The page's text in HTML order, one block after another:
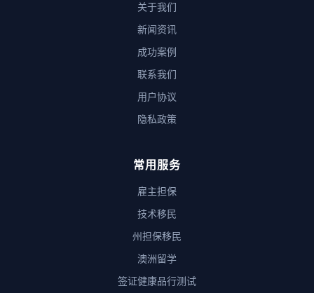
关于我们
新闻资讯
成功案例
联系我们
用户协议
隐私政策
常用服务
雇主担保
技术移民
州担保移民
澳洲留学
签证健康品行测试